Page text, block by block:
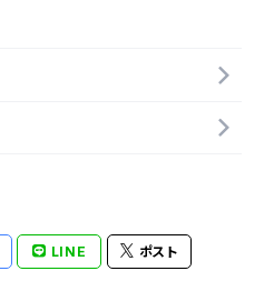
LINE ポスト